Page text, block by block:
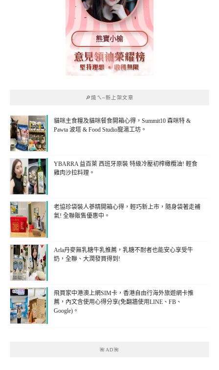
熊寶小榆
🔎燒ㄟ~新上架文章
貓咪主食糧及貓咪餐食開箱心得，Summit10 森咪特 &
Pawta 波塔 & Food Studio寵湯工坊。
YBARRA 益百萊 西班牙原裝 特級冷壓初榨橄欖油! 輕食
雞肉沙拉料理。
老協珍袋裝人蔘精開箱心得，輕巧新上市，隨身袋著走補
氣! 全聯販售優惠中。
Arla丹麥無乳糖牛乳推薦，乳糖不耐者也能安心享受牛
奶，全聯、大潤發買得到!
飛買家中港澳上網SIM卡，香港自由行海外旅遊網卡推
薦，內文含使用心得分享(免翻牆使用LINE、FB、
Google)。
🌺AD🌺